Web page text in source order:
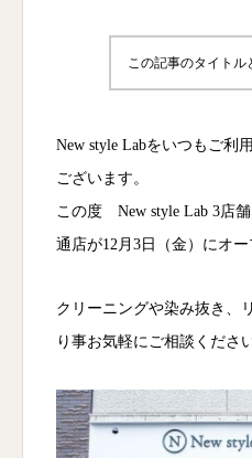
この記事のタイトル
New style Labをいつもご利
ございます。
この度 New style Lab 3店
通店が12月3日（金）にオー
クリーニングや染み抜き、
り事お気軽にご相談ください